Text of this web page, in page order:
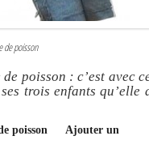
de poisson
poisson : c’est avec
trois enfants qu’elle
poisson
Ajouter un